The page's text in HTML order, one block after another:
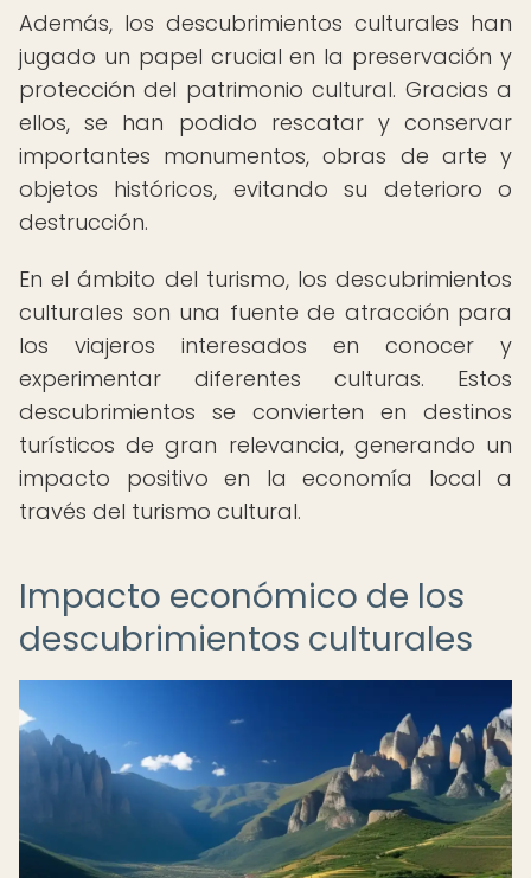
Además, los descubrimientos culturales han
jugado un papel crucial en la preservación y
protección del patrimonio cultural. Gracias a
ellos, se han podido rescatar y conservar
importantes monumentos, obras de arte y
objetos históricos, evitando su deterioro o
destrucción.
En el ámbito del turismo, los descubrimientos
culturales son una fuente de atracción para
los viajeros interesados en conocer y
experimentar diferentes culturas. Estos
descubrimientos se convierten en destinos
turísticos de gran relevancia, generando un
impacto positivo en la economía local a
través del turismo cultural.
Impacto económico de los
descubrimientos culturales